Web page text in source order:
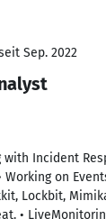
Sep. 2022
with Incident
Working on
Lockbit,
•